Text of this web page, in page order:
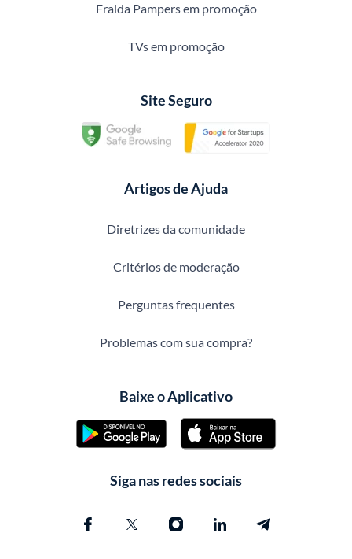
Fralda Pampers em promoção
TVs em promoção
Site Seguro
Artigos de Ajuda
Diretrizes da comunidade
Critérios de moderação
Perguntas frequentes
Problemas com sua compra?
Baixe o Aplicativo
Siga nas redes sociais